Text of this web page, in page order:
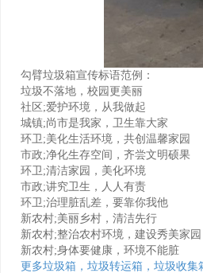
勾臂垃圾箱宣传标语范例：
垃圾不落地，校园更美丽
社区;爱护环境，从我做起
城镇;尚市是我家，卫生靠大家
环卫;美化生活环境，共创温馨家园
市政;净化生存空间，齐尝文明硕果
环卫;清洁家园，美化环境
市政;讲究卫生，人人有责
环卫;治理脏乱差，要靠你我他
新农村;美丽乡村，清洁先行
新农村;整治农村环境，建设秀美家园
新农村;身体要健康，环境不能脏
更多垃圾箱，垃圾转运箱，垃圾收集